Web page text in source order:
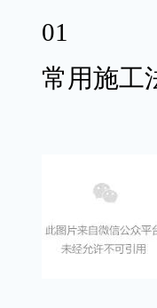
01
常用施工